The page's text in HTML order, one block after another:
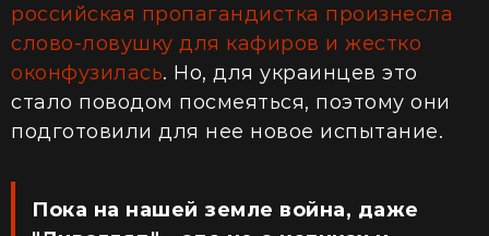
российская пропагандистка произнесла
слово-ловушку для кафиров и жестко
оконфузилась. Но, для украинцев это
стало поводом посмеяться, поэтому они
подготовили для нее новое испытание.
Пока на нашей земле война, даже